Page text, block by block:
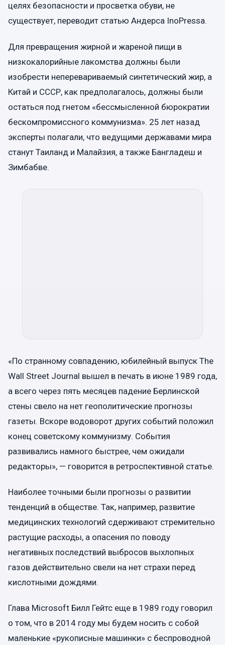
целях безопасности и просветка обуви, не
существует, переводит статью Андерса InoPressa.
Для превращения жирной и жареной пищи в
низкокалорийные лакомства должны были
изобрести неперевариваемый синтетический жир, а
Китай и СССР, как предполагалось, должны были
остаться под гнетом «бессмысленной бюрократии
бескомпромиссного коммунизма». 25 лет назад
эксперты полагали, что ведущими державами мира
станут Таиланд и Малайзия, а также Бангладеш и
Зимбабве.
«По странному совпадению, юбилейный выпуск The
Wall Street Journal вышел в печать в июне 1989 года,
а всего через пять месяцев падение Берлинской
стены свело на нет геополитические прогнозы
газеты. Вскоре водоворот других событий положил
конец советскому коммунизму. События
развивались намного быстрее, чем ожидали
редакторы», — говорится в ретроспективной статье.
Наиболее точными были прогнозы о развитии
тенденций в обществе. Так, например, развитие
медицинских технологий сдерживают стремительно
растущие расходы, а опасения по поводу
негативных последствий выбросов выхлопных
газов действительно свели на нет страхи перед
кислотными дождями.
Глава Microsoft Билл Гейтс еще в 1989 году говорил
о том, что в 2014 году мы будем носить с собой
маленькие «рукописные машинки» с беспроводной